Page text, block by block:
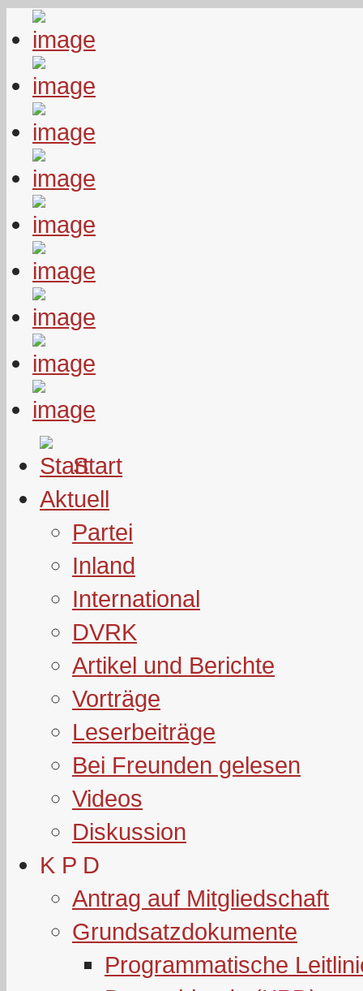
Start
Aktuell
Partei
Inland
International
DVRK
Artikel und Berichte
Vorträge
Leserbeiträge
Bei Freunden gelesen
Videos
Diskussion
K P D
Antrag auf Mitgliedschaft
Grundsatzdokumente
Programmatische